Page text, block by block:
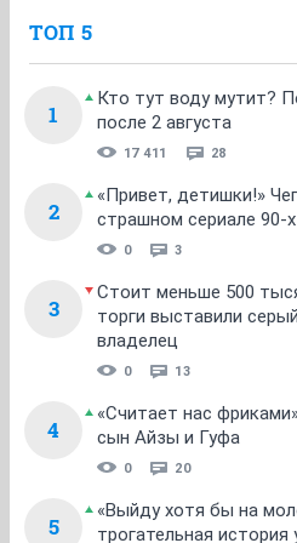
ТОП 5
1
Кто тут воду мутит?
после 2 августа
17 411 28
2
«Привет, детишки!»
страшном сериале 90-х
0 3
3
Стоит меньше 500
торги выставили
владелец
0 13
4
«Считает нас
сын Айзы и Гуфа
0 20
5
«Выйду хотя бы на
трогательная история